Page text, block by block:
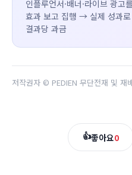
인플루언서·배너·라이브 광고
효과 보고 집행 → 실제 성과로
결과당 과금
저작권자 © PEDIEN 무단전재 및 재
👍좋아요0